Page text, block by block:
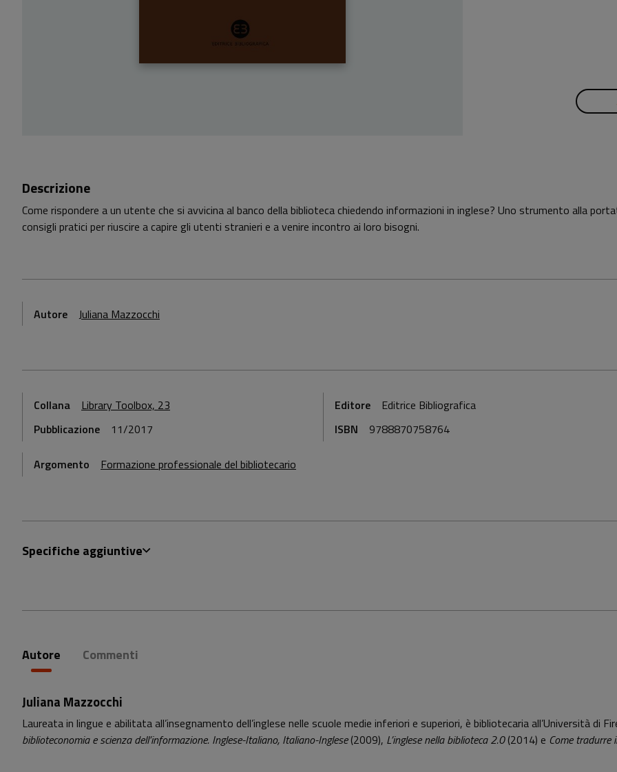
Descrizione
Come rispondere a un utente che si avvicina al banco della biblioteca chiedendo informazioni in inglese? Uno strumento alla
consigli pratici per riuscire a capire gli utenti stranieri e a venire incontro ai loro bisogni.
Autore Juliana Mazzocchi
Collana Library Toolbox, 23 Editore Editrice Bibliografica
Pubblicazione
11/2017 ISBN 9788870758764
Argomento Formazione professionale del bibliotecario
Specifiche aggiuntive
Autore Commenti
Juliana Mazzocchi
Laureata in lingue e abilitata all’insegnamento dell’inglese nelle scuole medie inferiori e superiori, è bibliotecaria all’Università di
biblioteconomia e scienza dell’informazione. Inglese-Italiano, Italiano-Inglese(2009), L’inglese nella biblioteca 2.0(2014) e Come tradurre